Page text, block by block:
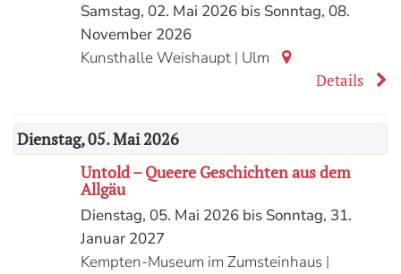
Samstag, 02. Mai 2026 bis Sonntag, 08.
November 2026
Kunsthalle Weishaupt| Ulm
Details
Dienstag, 05. Mai 2026
Untold – Queere Geschichten aus dem
Allgäu
Dienstag, 05. Mai 2026 bis Sonntag, 31.
Januar 2027
Kempten-Museum im Zumsteinhaus|